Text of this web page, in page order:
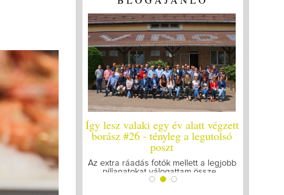
év alatt végzett
a legutolsó
mellett a legjobb
össze...
Így lesz valaki egy év alatt végzett
borász #25
Megírtuk a modulzáró vizsgákat, már
lázasan készülünk az utolsó...